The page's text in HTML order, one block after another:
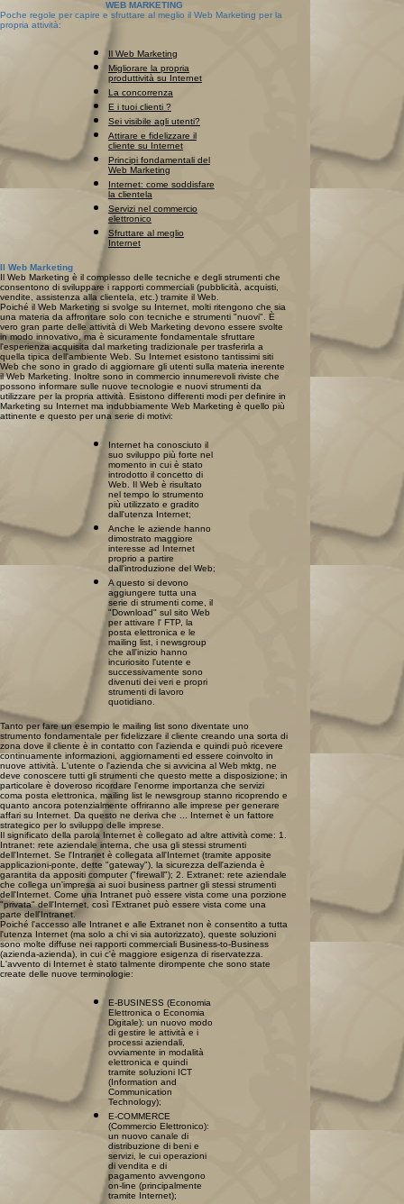
WEB MARKETING
Poche regole per capire e sfruttare al meglio il Web Marketing per la
propria attività:
Il Web Marketing
Migliorare la propria
produttività su Internet
La concorrenza
E i tuoi clienti ?
Sei visibile agli utenti?
Attirare e fidelizzare il
cliente su Internet
Principi fondamentali del
Web Marketing
Internet: come soddisfare
la clientela
Servizi nel commercio
elettronico
Sfruttare al meglio
Internet
Il Web Marketing
Il Web Marketing è il complesso delle tecniche e degli strumenti che
consentono di sviluppare i rapporti commerciali (pubblicità, acquisti,
vendite, assistenza alla clientela, etc.) tramite il Web.
Poiché il Web Marketing si svolge su Internet, molti ritengono che sia
una materia da affrontare solo con tecniche e strumenti "nuovi". È
vero gran parte delle attività di Web Marketing devono essere svolte
in modo innovativo, ma è sicuramente fondamentale sfruttare
l'esperienza acquisita dal marketing tradizionale per trasferirla a
quella tipica dell'ambiente Web. Su Internet esistono tantissimi siti
Web che sono in grado di aggiornare gli utenti sulla materia inerente
il Web Marketing. Inoltre sono in commercio innumerevoli riviste che
possono informare sulle nuove tecnologie e nuovi strumenti da
utilizzare per la propria attività. Esistono differenti modi per definire in
Marketing su Internet ma indubbiamente Web Marketing è quello più
attinente e questo per una serie di motivi:
Internet ha conosciuto il
suo sviluppo più forte nel
momento in cui è stato
introdotto il concetto di
Web. Il Web è risultato
nel tempo lo strumento
più utilizzato e gradito
dall'utenza Internet;
Anche le aziende hanno
dimostrato maggiore
interesse ad Internet
proprio a partire
dall'introduzione del Web;
A questo si devono
aggiungere tutta una
serie di strumenti come, il
"Download" sul sito Web
per attivare l' FTP, la
posta elettronica e le
mailing list, i newsgroup
che all'inizio hanno
incuriosito l'utente e
successivamente sono
divenuti dei veri e propri
strumenti di lavoro
quotidiano.
Tanto per fare un esempio le mailing list sono diventate uno
strumento fondamentale per fidelizzare il cliente creando una sorta di
zona dove il cliente è in contatto con l'azienda e quindi può ricevere
continuamente informazioni, aggiornamenti ed essere coinvolto in
nuove attività. L'utente o l'azienda che si avvicina al Web mktg, ne
deve conoscere tutti gli strumenti che questo mette a disposizione; in
particolare è doveroso ricordare l'enorme importanza che servizi
coma posta elettronica, mailing list le newsgroup stanno ricoprendo e
quanto ancora potenzialmente offriranno alle imprese per generare
affari su Internet. Da questo ne deriva che ... Internet è un fattore
strategico per lo sviluppo delle imprese.
Il significato della parola Internet è collegato ad altre attività come: 1.
Intranet: rete aziendale interna, che usa gli stessi strumenti
dell'Internet. Se l'Intranet è collegata all'Internet (tramite apposite
applicazioni-ponte, dette "gateway"), la sicurezza dell'azienda è
garantita da appositi computer ("firewall"); 2. Extranet: rete aziendale
che collega un'impresa ai suoi business partner gli stessi strumenti
dell'Internet. Come una Intranet può essere vista come una porzione
"privata" dell'Internet, così l'Extranet può essere vista come una
parte dell'Intranet.
Poiché l'accesso alle Intranet e alle Extranet non è consentito a tutta
l'utenza Internet (ma solo a chi vi sia autorizzato), queste soluzioni
sono molte diffuse nei rapporti commerciali Business-to-Business
(azienda-azienda), in cui c'è maggiore esigenza di riservatezza.
L'avvento di Internet è stato talmente dirompente che sono state
create delle nuove terminologie:
E-BUSINESS (Economia
Elettronica o Economia
Digitale): un nuovo modo
di gestire le attività e i
processi aziendali,
ovviamente in modalità
elettronica e quindi
tramite soluzioni ICT
(Information and
Communication
Technology);
E-COMMERCE
(Commercio Elettronico):
un nuovo canale di
distribuzione di beni e
servizi, le cui operazioni
di vendita e di
pagamento avvengono
on-line (principalmente
tramite Internet);